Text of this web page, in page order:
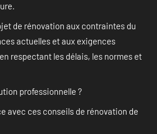
de rénovation aux contraintes du
actuelles et aux exigences
respectant les délais, les normes et
professionnelle ?
avec ces conseils de rénovation de